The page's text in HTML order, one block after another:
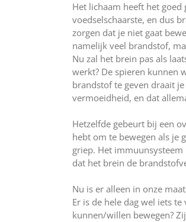
Het lichaam heeft het
voedselschaarste, en dus
zorgen dat je niet gaat
namelijk veel brandstof,
Nu zal het brein pas als
werkt? De spieren kunnen
brandstof te geven draait
vermoeidheid, en dat
Hetzelfde gebeurt bij een
hebt om te bewegen als je
griep. Het
dat het brein de
Nu is er alleen in onze
Er is de hele dag wel iets
kunnen/willen bewegen?